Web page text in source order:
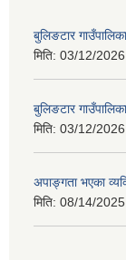
बुलिङटार
मिति: 03/12/
बुलिङटार
मिति: 03/12/
अपाङ्गता भएका
मिति: 08/14/